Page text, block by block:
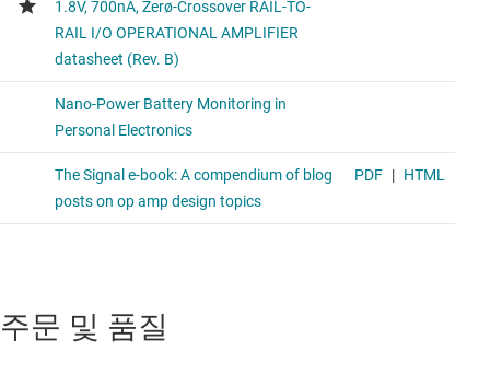
주문 및 품질